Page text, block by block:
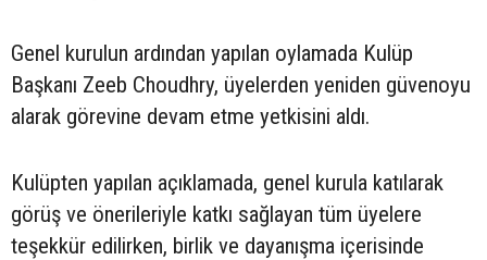
Genel kurulun ardından yapılan oylamada Kulüp
Başkanı Zeeb Choudhry, üyelerden yeniden güvenoyu
alarak görevine devam etme yetkisini aldı.
Kulüpten yapılan açıklamada, genel kurula katılarak
görüş ve önerileriyle katkı sağlayan tüm üyelere
teşekkür edilirken, birlik ve dayanışma içerisinde